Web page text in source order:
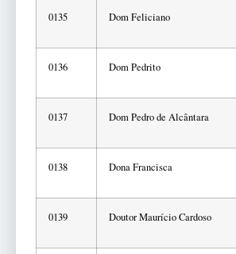
0135 Dom Feliciano
0136 Dom Pedrito
0137 Dom Pedro de Alcântara
0138 Dona Francisca
0139 Doutor Maurício Cardoso